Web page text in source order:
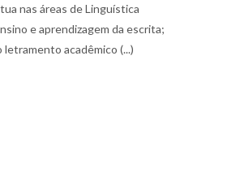
nas áreas de Linguística
e aprendizagem da escrita;
acadêmico (...)